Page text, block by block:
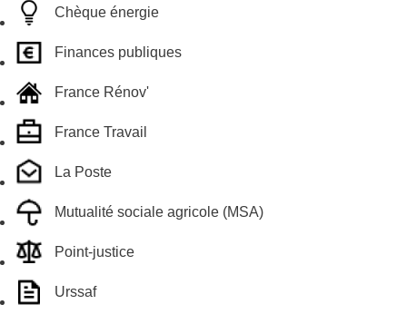
Chèque énergie
Finances publiques
France Rénov'
France Travail
La Poste
Mutualité sociale agricole (MSA)
Point-justice
Urssaf